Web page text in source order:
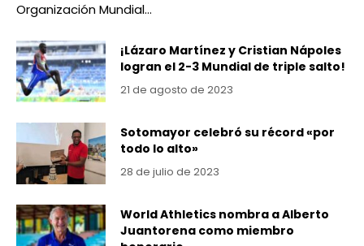
Organización Mundial…
¡Lázaro Martínez y Cristian Nápoles
logran el 2-3 Mundial de triple salto!
21 de agosto de 2023
Sotomayor celebró su récord «por
todo lo alto»
28 de julio de 2023
World Athletics nombra a Alberto
Juantorena como miembro